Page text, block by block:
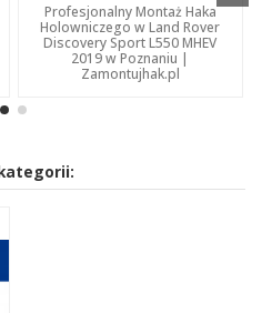
Profesjonalny Montaż Haka
Holowniczego w Land Rover
Discovery Sport L550 MHEV
2019 w Poznaniu |
Zamontujhak.pl